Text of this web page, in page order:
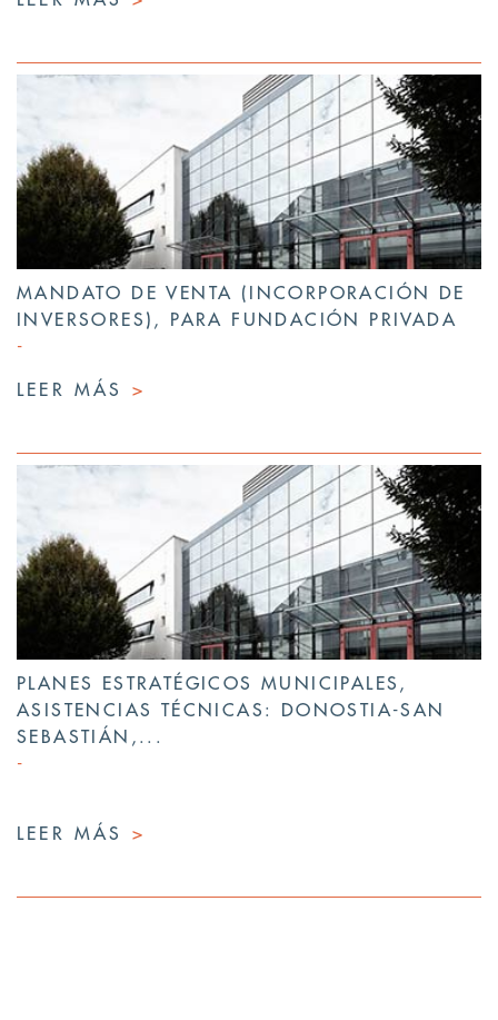
MANDATO DE VENTA (INCORPORACIÓN DE
INVERSORES), PARA FUNDACIÓN PRIVADA
LEER MÁS >
PLANES ESTRATÉGICOS MUNICIPALES,
ASISTENCIAS TÉCNICAS: DONOSTIA-SAN
SEBASTIÁN,...
LEER MÁS >